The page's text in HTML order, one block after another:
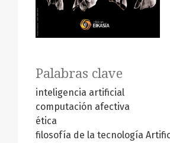
Palabras clave
inteligencia artificial
computación afectiva
ética
filosofía de la tecnología